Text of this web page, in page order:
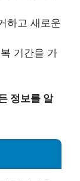
하고 새로운
기간을 가
정보를 알